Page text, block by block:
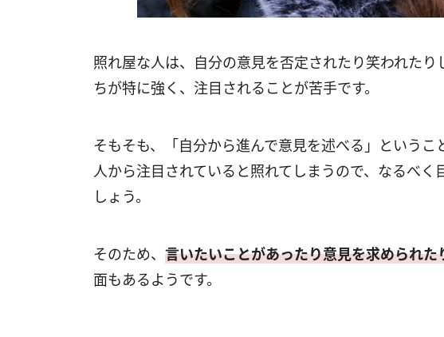
照れ屋な人は、自分の意見を否定されたり笑われた
ちが特に強く、注目されることが苦手です。
そもそも、「自分から進んで意見を述べる」というこ
人から注目されていると照れてしまうので、なるべく
しょう。
そのため、 言いたいことがあったり意見を求められ
面もあるようです。